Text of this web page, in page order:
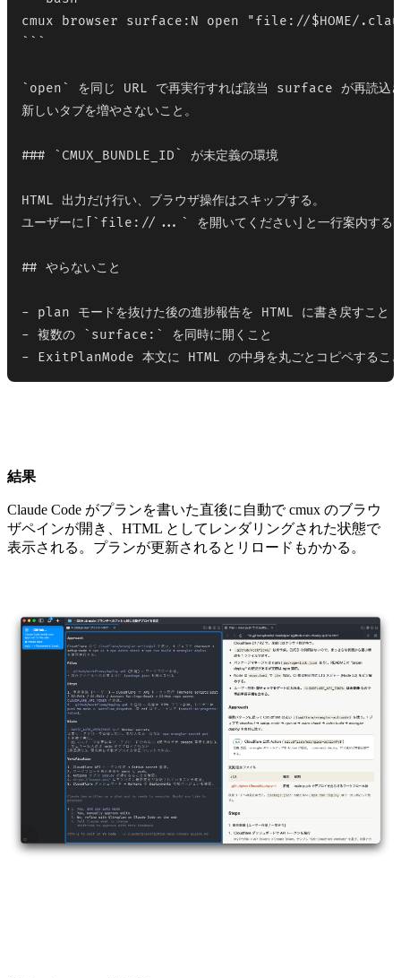
cmux browser surface:N open "file://$HOME/
`open` を同じ URL で再実行すれば該当 surface が再読込
新しいタブを増やさないこと。
### `CMUX_BUNDLE_ID` が未定義の環境
HTML 出力だけ行い、ブラウザ操作はスキップする。
ユーザーに「`file://...` を開いてください」と一行案内する
## やらないこと
- plan モードを抜けた後の進捗報告を HTML に書き戻すこと
- 複数の `surface:` を同時に開くこと
結果
Claude Code がプランを書いた直後に自動で cmux のブラウ
ザペインが開き、HTML としてレンダリングされた状態で
表示される。プランが更新されるとリロードもかかる。